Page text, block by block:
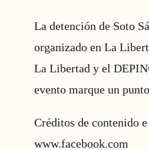
La detención de Soto
organizado en La
La Libertad y el
evento marque un
Créditos de contenido
www.facebook.com